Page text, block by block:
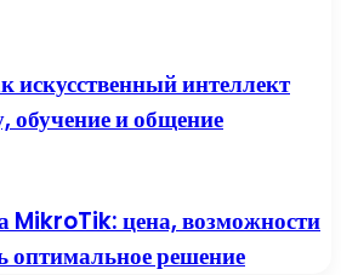
искусственный интеллект
обучение и общение
MikroTik: цена, возможности
оптимальное решение